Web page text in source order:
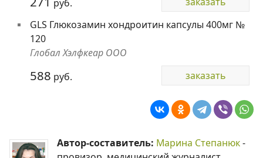
руб.
GLS Глюкозамин хондроитин капсулы 400мг №
120
Глобал Хэлфкеар ООО
588 руб. заказать
Автор-составитель: Марина Степанюк-